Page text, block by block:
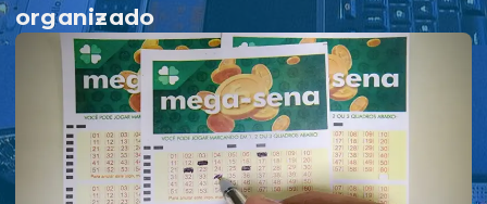
organizado